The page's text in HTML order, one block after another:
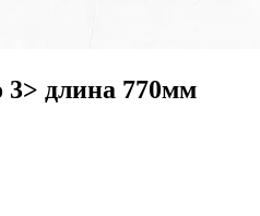
3> длина 770мм